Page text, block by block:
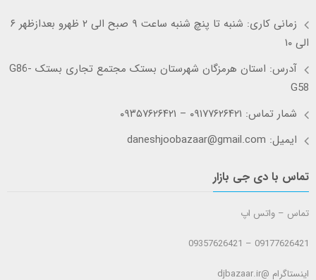
زمانی کاری: شنبه تا پنچ شنبه ساعت ۹ صبح الی ۲ ظهرو بعدازظهر ۶
الی ۱۰
آدرس: استان هرمزگان شهرستان بستک مجتمع تجاری بستک G86-
G58
شمار تماس: ۰۹۱۷۷۶۲۶۴۲۱ – ۰۹۳۵۷۶۲۶۴۲۱
ایمیل: daneshjoobazaar@gmail.com
تماس با دی جی بازار
تماس – واتس اپ
09177626421 – 09357626421
اینستاگرام @djbazaar.ir